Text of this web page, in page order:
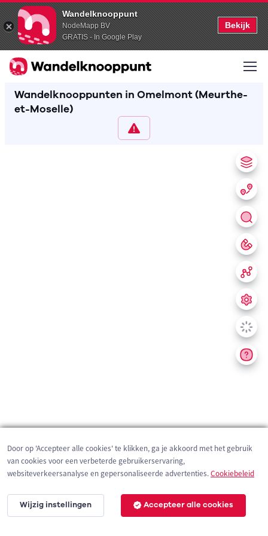
Wandelknooppunt
NodeMapp BV
GRATIS - In Google Play
Bekijk
Wandelknooppunten in Omelmont (Meurthe-
et-Moselle)
200 m
Door op 'Accepteer alle cookies' te klikken, ga je akkoord met het gebruik
van cookies voor een verbeterde gebruikerservaring,
websiteverkeersanalyse en gepersonaliseerde advertenties.Cookiebeleid
Wijzig instellingen Accepteer alle cookies